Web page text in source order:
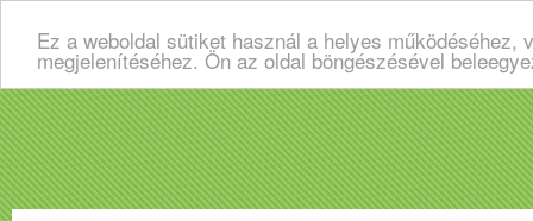
Ez a weboldal sütiket használ a helyes
megjelenítéséhez. Ön az oldal böngészésével